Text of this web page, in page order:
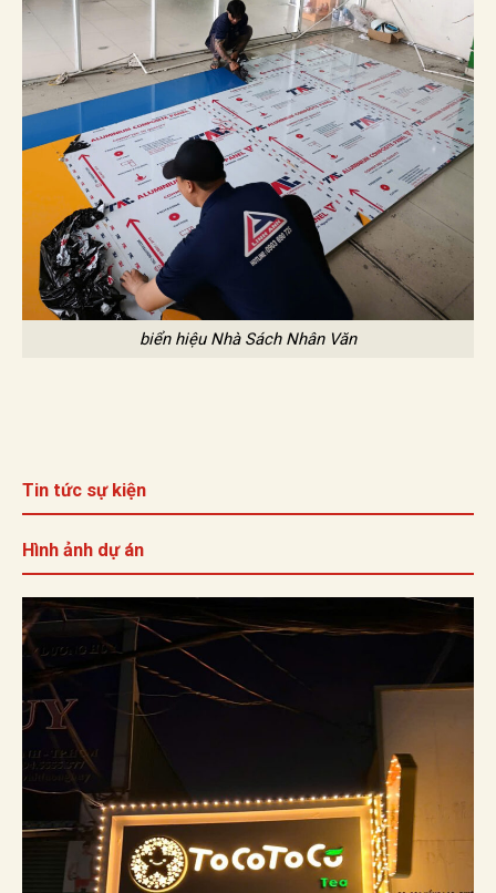
biển hiệu Nhà Sách Nhân Văn
Tin tức sự kiện
Hình ảnh dự án